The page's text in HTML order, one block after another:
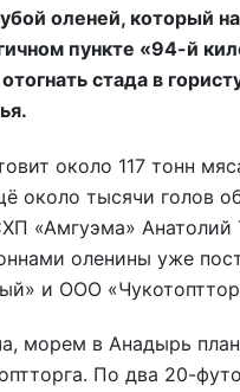
оленей, который
пункте «94-й
стада в
около 117 тонн
около тысячи голов
«Амгуэма»
оленины уже
и ООО
морем в Анадырь
По два 20-